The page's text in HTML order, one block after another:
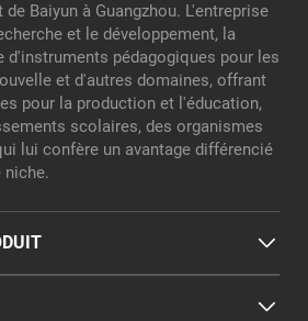
Baiyun à Guangzhou. L'entreprise
et le développement, la
d'instruments pédagogiques pour les
et d'autres domaines, offrant
pour la production et l'éducation,
scolaires, des organismes
lui confère un avantage différencié
niche.